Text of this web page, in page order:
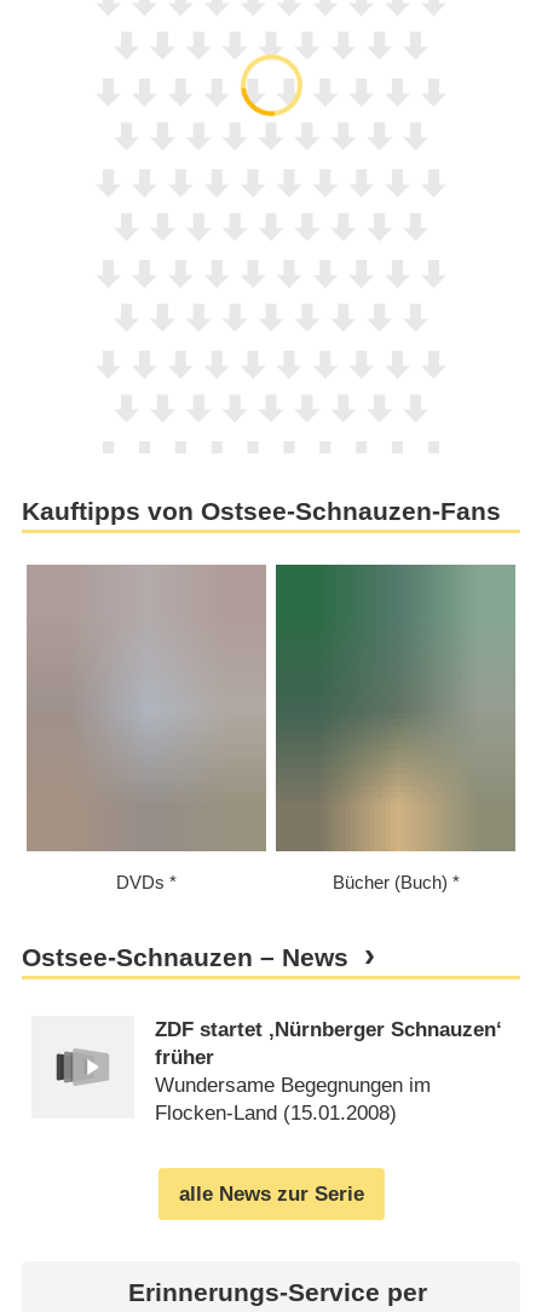
Kauftipps von Ostsee-Schnauzen-Fans
DVDs Bücher (Buch)
Ostsee-Schnauzen – News
ZDF startet ‚Nürnberger Schnauzen‘
früher
Wundersame Begegnungen im
Flocken-Land (15.01.2008)
alle News zur Serie
Erinnerungs-Service per